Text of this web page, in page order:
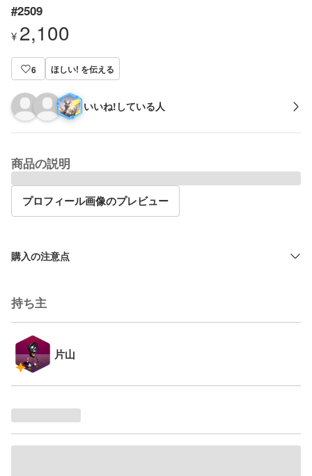
#2509
¥ 2,100
6 ほしい! を伝える
いいね!している人
商品の説明
プロフィール画像のプレビュー
購入の注意点
持ち主
片山